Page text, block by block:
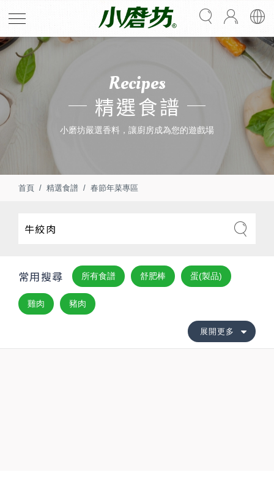
Recipes
精選食譜
小磨坊嚴選香料，讓廚房成為您的遊戲場
首頁 精選食譜 春節年菜專區
常用搜尋 所有食譜 舒肥棒 蛋(製品)
雞肉 豬肉
展開更多